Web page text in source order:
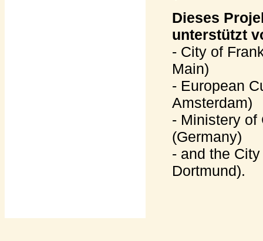
Dieses
unterstützt
- City of
Main)
- European
Amsterdam)
- Ministery of
(Germany)
- and the
Dortmund).